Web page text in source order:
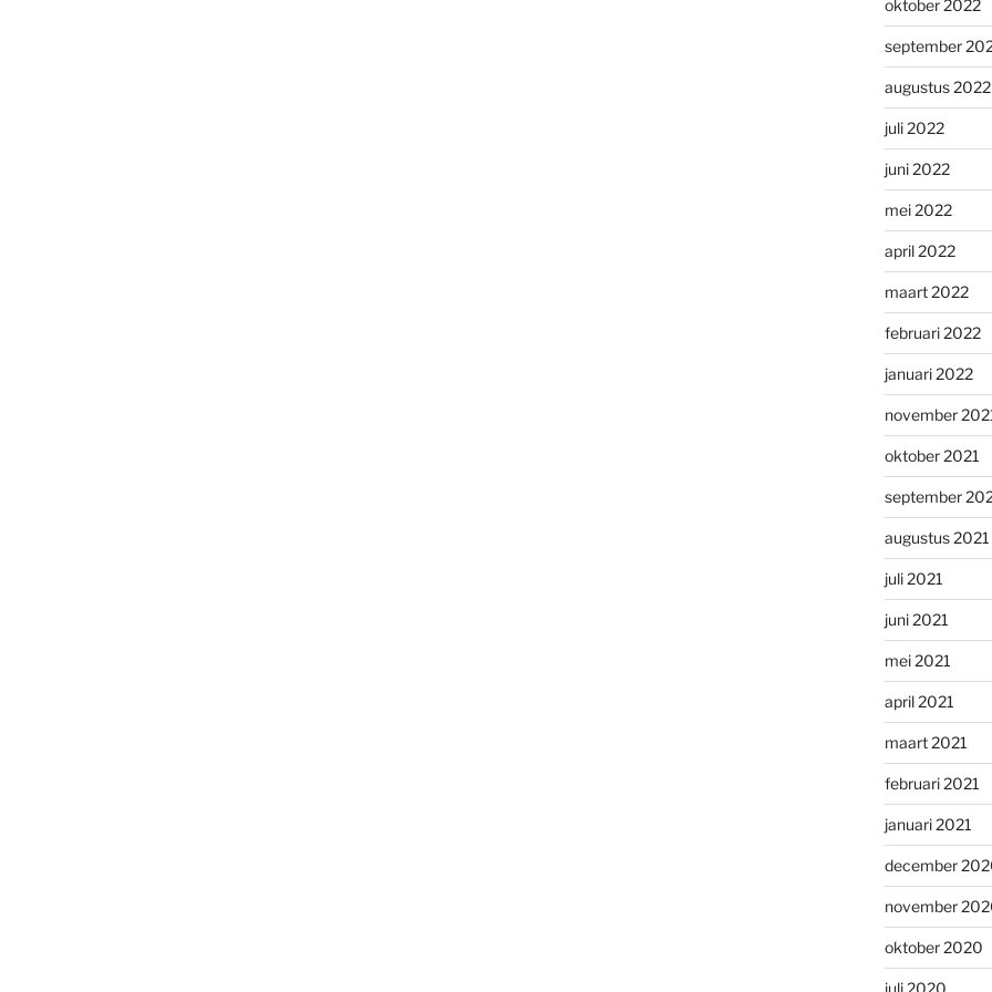
oktober 2022
september
augustus 2022
juli 2022
juni 2022
mei 2022
april 2022
maart 2022
februari 2022
januari 2022
november
oktober 2021
september
augustus 2021
juli 2021
juni 2021
mei 2021
april 2021
maart 2021
februari 2021
januari 2021
december
november
oktober 2020